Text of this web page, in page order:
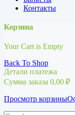
Контакты
Корзина
Your Cart is Empty
Back To Shop
Детали платежа
Сумма заказа 0,00 ₽
Просмотр корзины